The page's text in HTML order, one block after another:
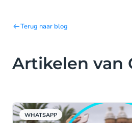
Terug naar blog
Artikelen van
WHATSAPP